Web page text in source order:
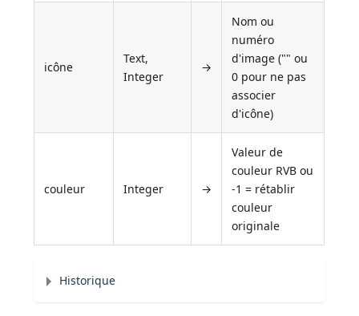
icône
Text,
Integer
→
Nom ou
numéro
d'image ("" ou
0 pour ne pas
associer
d'icône)
couleur Integer →
Valeur de
couleur RVB ou
-1 = rétablir
couleur
originale
Historique